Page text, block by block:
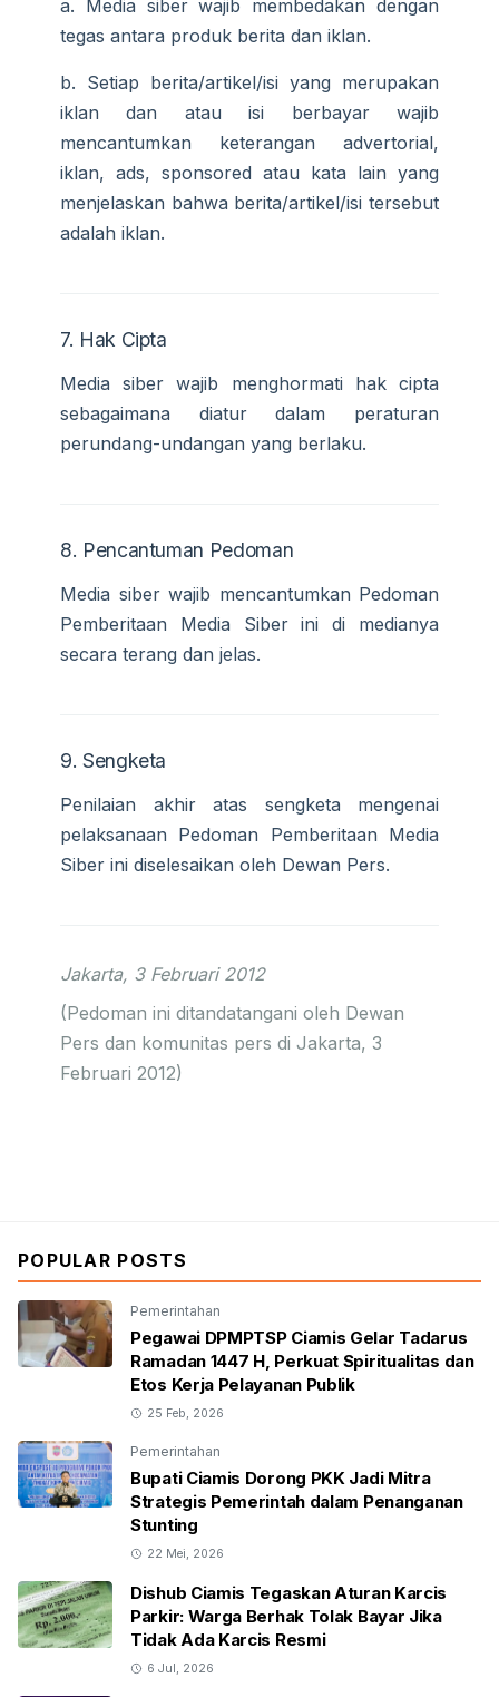
a. Media siber wajib membedakan dengan
tegas antara produk berita dan iklan.
b. Setiap berita/artikel/isi yang merupakan
iklan dan atau isi berbayar wajib
mencantumkan keterangan advertorial,
iklan, ads, sponsored atau kata lain yang
menjelaskan bahwa berita/artikel/isi tersebut
adalah iklan.
7. Hak Cipta
Media siber wajib menghormati hak cipta
sebagaimana diatur dalam peraturan
perundang-undangan yang berlaku.
8. Pencantuman Pedoman
Media siber wajib mencantumkan Pedoman
Pemberitaan Media Siber ini di medianya
secara terang dan jelas.
9. Sengketa
Penilaian akhir atas sengketa mengenai
pelaksanaan Pedoman Pemberitaan Media
Siber ini diselesaikan oleh Dewan Pers.
Jakarta, 3 Februari 2012
(Pedoman ini ditandatangani oleh Dewan
Pers dan komunitas pers di Jakarta, 3
Februari 2012)
POPULAR POSTS
Pemerintahan
Pegawai DPMPTSP Ciamis Gelar Tadarus
Ramadan 1447 H, Perkuat Spiritualitas dan
Etos Kerja Pelayanan Publik
25 Feb, 2026
Pemerintahan
Bupati Ciamis Dorong PKK Jadi Mitra
Strategis Pemerintah dalam Penanganan
Stunting
22 Mei, 2026
Dishub Ciamis Tegaskan Aturan Karcis
Parkir: Warga Berhak Tolak Bayar Jika
Tidak Ada Karcis Resmi
6 Jul, 2026